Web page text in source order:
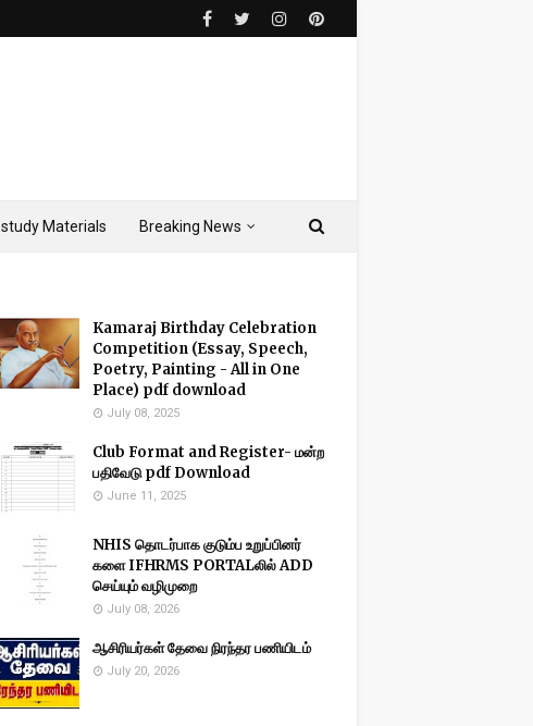
study Materials Breaking News
Kamaraj Birthday Celebration
Competition (Essay, Speech,
Poetry, Painting - All in One
Place) pdf download
July 08, 2025
Club Format and Register- மன்ற
பதிவேடு pdf Download
June 11, 2025
NHIS தொடர்பாக குடும்ப உறுப்பினர்
களை IFHRMS PORTALலில் ADD
செய்யும் வழிமுறை
July 08, 2026
ஆசிரியர்கள் தேவை நிரந்தர பணியிடம்
July 20, 2026